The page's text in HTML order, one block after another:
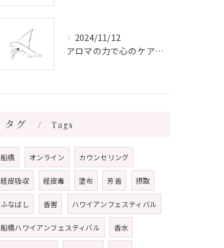
2024/11/12
アロマの力で心のケアをする方法
タグ Tags
船橋 オンライン カウンセリング
経皮吸収 経皮毒 塗布 芳香 摂取
ふなばし 香害 ハワイアンフェスティバル
船橋ハワイアンフェスティバル 香水